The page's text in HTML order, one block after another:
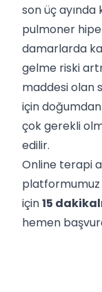
son üç ayında
pulmoner
damarlarda
gelme riski
maddesi olan
için
çok gerekli
edilir.
Online terapi
platformumuz
için15
hemen